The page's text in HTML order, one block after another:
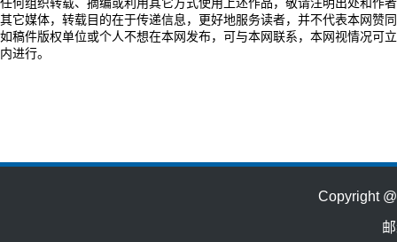
任何组织转载、摘编或利用其它方式使用上述作品，敬请注明出处和作
其它媒体，转载目的在于传递信息，更好地服务读者，并不代表本网赞
如稿件版权单位或个人不想在本网发布，可与本网联系，本网视情况可
内进行。
Copyright